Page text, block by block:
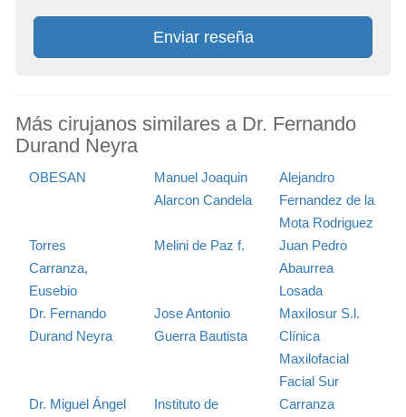
Enviar reseña
Más cirujanos similares a Dr. Fernando
Durand Neyra
OBESAN
Manuel Joaquin
Alarcon Candela
Alejandro
Fernandez de la
Mota Rodriguez
Torres
Carranza,
Eusebio
Melini de Paz f.
Juan Pedro
Abaurrea
Losada
Dr. Fernando
Durand Neyra
Jose Antonio
Guerra Bautista
Maxilosur S.l.
Clínica
Maxilofacial
Facial Sur
Dr. Miguel Ángel
Instituto de
Carranza